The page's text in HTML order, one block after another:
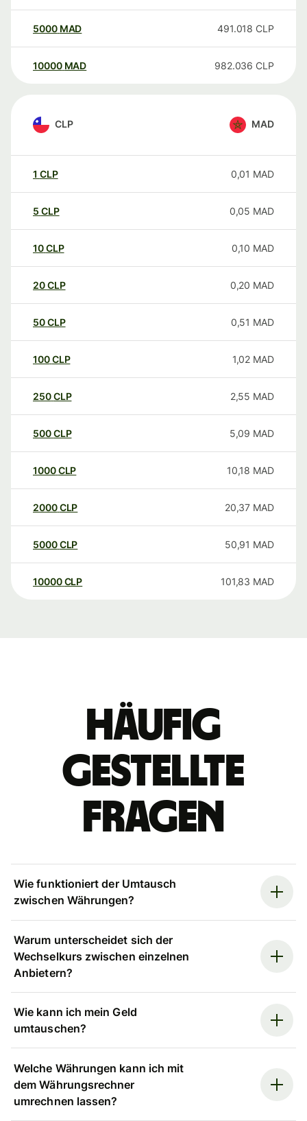
5000 MAD 491.018 CLP
10000 MAD 982.036 CLP
CLP MAD
1 CLP 0,01 MAD
5 CLP 0,05 MAD
10CLP 0,10 MAD
20CLP 0,20 MAD
50CLP 0,51 MAD
100CLP 1,02 MAD
250CLP 2,55 MAD
500CLP 5,09 MAD
1000CLP 10,18 MAD
2000CLP 20,37 MAD
5000CLP 50,91 MAD
10000 CLP 101,83 MAD
Häufig
gestellte
Fragen
Wie funktioniert der Umtausch
zwischen Währungen?
Warum unterscheidet sich der
Wechselkurs zwischen einzelnen
Anbietern?
Wie kann ich mein Geld
umtauschen?
Welche Währungen kann ich mit
dem Währungsrechner
umrechnen lassen?